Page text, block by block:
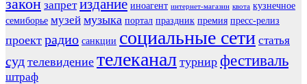
закон запрет издание иноагент интернет-магазин квота кузнечное
семиборье музей музыка портал праздник премия пресс-релиз
проект радио санкции социальные сети статья
суд телевидение телеканал турнир фестиваль
штраф